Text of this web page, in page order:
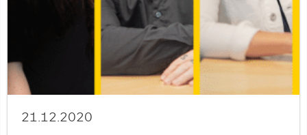
21.12.2020